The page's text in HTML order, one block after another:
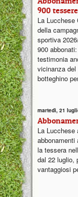
900
La Lucchese
della
sportiva
900
testimonia
vicinanza
botteghino
martedì, 21
La Lucchese
la tessera
dal 22 luglio,
vantaggiosi